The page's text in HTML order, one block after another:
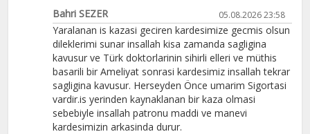
Bahri SEZER 05.08.2026 23:58
Yaralanan is kazasi geciren kardesimize gecmis olsun
dileklerimi sunar insallah kisa zamanda sagligina
kavusur ve Türk doktorlarinin sihirli elleri ve müthis
basarili bir Ameliyat sonrasi kardesimiz insallah tekrar
sagligina kavusur. Herseyden Önce umarim Sigortasi
vardir.is yerinden kaynaklanan bir kaza olmasi
sebebiyle insallah patronu maddi ve manevi
kardesimizin arkasinda durur.